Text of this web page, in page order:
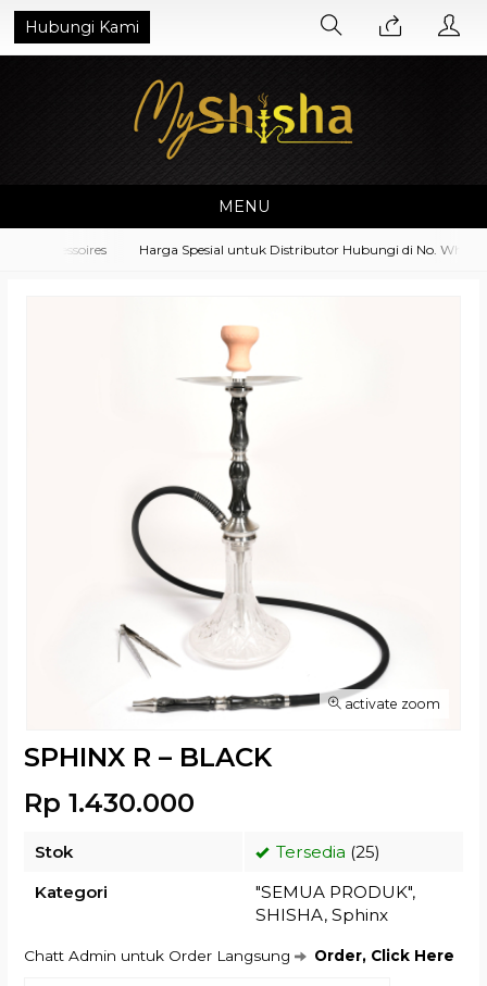
Hubungi Kami
MENU
Accessoires Harga Spesial untuk Distributor Hubungi di No.
activate zoom
SPHINX R – BLACK
Rp 1.430.000
Stok Tersedia (25)
Kategori
"SEMUA PRODUK",
SHISHA, Sphinx
Chatt Admin untuk Order Langsung Order, Click Here